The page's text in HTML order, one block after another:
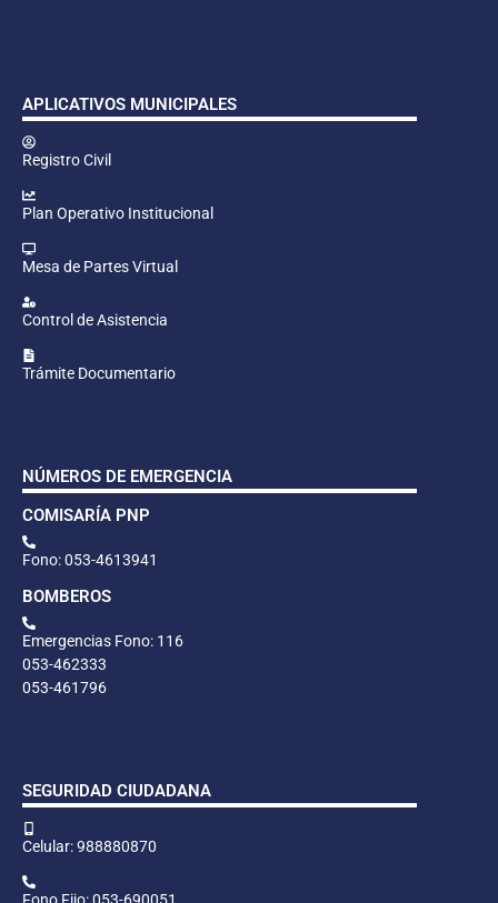
APLICATIVOS MUNICIPALES
Registro Civil
Plan Operativo Institucional
Mesa de Partes Virtual
Control de Asistencia
Trámite Documentario
NÚMEROS DE EMERGENCIA
COMISARÍA PNP
Fono: 053-4613941
BOMBEROS
Emergencias Fono: 116
053-462333
053-461796
SEGURIDAD CIUDADANA
Celular: 988880870
Fono Fijo: 053-690051